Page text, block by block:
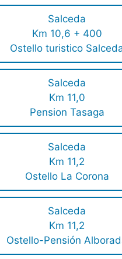
Salceda
Km 10,6 + 400
Ostello turistico
Salceda
Km 11,0
Pension Tasaga
Salceda
Km 11,2
Ostello La Corona
Salceda
Km 11,2
Ostello-Pensión